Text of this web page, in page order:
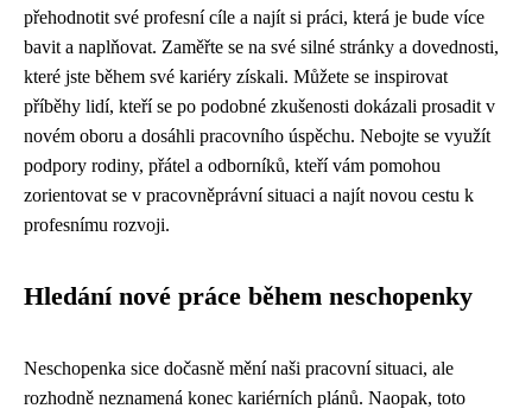
přehodnotit své profesní cíle a najít si práci, která je bude více
bavit a naplňovat. Zaměřte se na své silné stránky a dovednosti,
které jste během své kariéry získali. Můžete se inspirovat
příběhy lidí, kteří se po podobné zkušenosti dokázali prosadit v
novém oboru a dosáhli pracovního úspěchu. Nebojte se využít
podpory rodiny, přátel a odborníků, kteří vám pomohou
zorientovat se v pracovněprávní situaci a najít novou cestu k
profesnímu rozvoji.
Hledání nové práce během neschopenky
Neschopenka sice dočasně mění naši pracovní situaci, ale
rozhodně neznamená konec kariérních plánů. Naopak, toto